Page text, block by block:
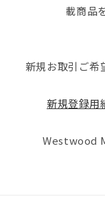
載商品
新規お取引ご希
新規登録
Westwood